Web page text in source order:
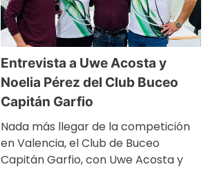
Entrevista a Uwe Acosta y
Noelia Pérez del Club Buceo
Capitán Garfio
Nada más llegar de la competición
en Valencia, el Club de Buceo
Capitán Garfio, con Uwe Acosta y